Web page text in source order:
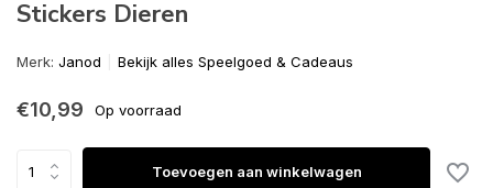
Stickers Dieren
Merk: Janod Bekijk alles Speelgoed & Cadeaus
€10,99 Op voorraad
Toevoegen aan winkelwagen